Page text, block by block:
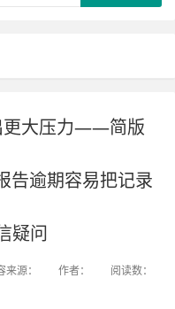
更大压力——简版
告逾期容易把记录
疑问
来源： 作者：
阅读数：